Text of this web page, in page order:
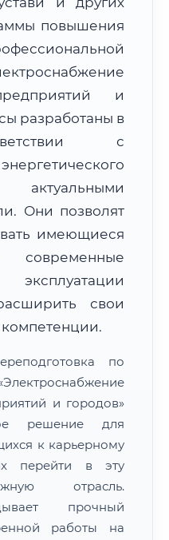
повышения
и
разработаны в
с
Они позволят
имеющиеся
современные
свои
по
и городов»
решение для
к карьерному
перейти в эту
отрасль.
прочный
работы на